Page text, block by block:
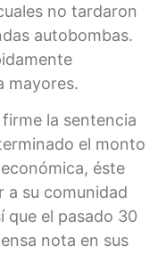
no tardaron
autobombas.
mayores.
la sentencia
el monto
éste
a su comunidad
que el pasado 30
nota en sus